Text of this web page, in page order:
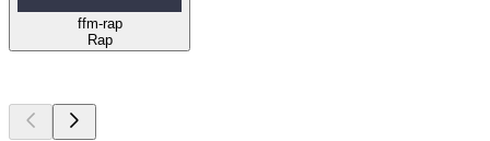
ffm-rap
Rap